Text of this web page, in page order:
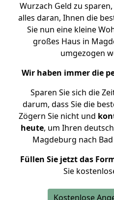
Wurzach Geld zu
alles daran, Ihnen die
Sie nun eine kleine
großes Haus in
umgezogen
Wir haben immer die
Sparen Sie sich die
darum, dass Sie die
Zögern Sie nicht und
heute, um Ihren
Magdeburg nach
Füllen Sie jetzt das
Sie
Kostenlose